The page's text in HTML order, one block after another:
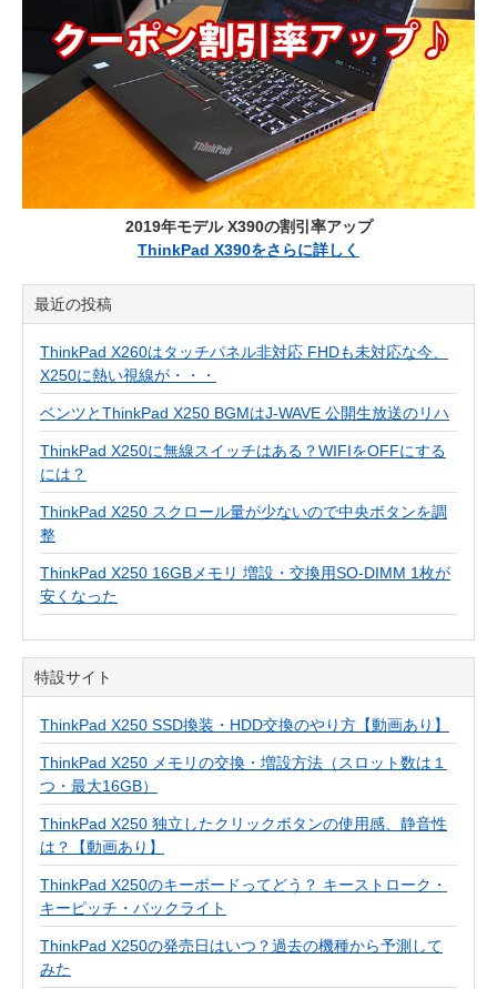
2019年モデル X390の割引率アップ
ThinkPad X390をさらに詳しく
最近の投稿
ThinkPad X260はタッチパネル非対応 FHDも未対応な今、
X250に熱い視線が・・・
ベンツとThinkPad X250 BGMはJ-WAVE 公開生放送のリハ
ThinkPad X250に無線スイッチはある？WIFIをOFFにする
には？
ThinkPad X250 スクロール量が少ないので中央ボタンを調
整
ThinkPad X250 16GBメモリ 増設・交換用SO-DIMM 1枚が
安くなった
特設サイト
ThinkPad X250 SSD換装・HDD交換のやり方【動画あり】
ThinkPad X250 メモリの交換・増設方法（スロット数は１
つ・最大16GB）
ThinkPad X250 独立したクリックボタンの使用感、静音性
は？【動画あり】
ThinkPad X250のキーボードってどう？ キーストローク・
キーピッチ・バックライト
ThinkPad X250の発売日はいつ？過去の機種から予測して
みた